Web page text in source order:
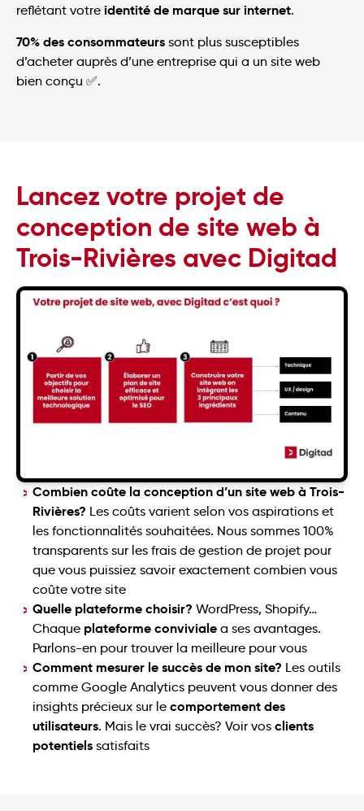
reflétant votre identité de marque sur internet.
70% des consommateurs sont plus susceptibles
d’acheter auprès d’une entreprise qui a un site web
bien conçu ✅.
Lancez votre projet de
conception de site web à
Trois-Rivières avec Digitad
Combien coûte la conception d’un site web à Trois-
Rivières? Les coûts varient selon vos aspirations et
les fonctionnalités souhaitées. Nous sommes 100%
transparents sur les frais de gestion de projet pour
que vous puissiez savoir exactement combien vous
coûte votre site
Quelle plateforme choisir? WordPress, Shopify…
Chaque plateforme conviviale a ses avantages.
Parlons-en pour trouver la meilleure pour vous
Comment mesurer le succès de mon site? Les outils
comme Google Analytics peuvent vous donner des
insights précieux sur le comportement des
utilisateurs. Mais le vrai succès? Voir vos clients
potentiels satisfaits